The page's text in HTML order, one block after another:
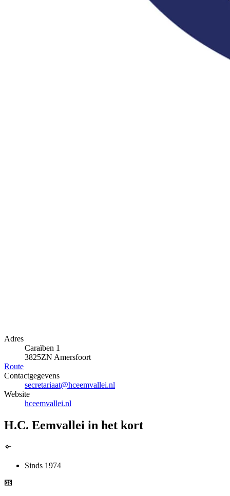
Adres
Caraïben 1
3825ZN Amersfoort
Route
Contactgegevens
secretariaat@hceemvallei.nl
Website
hceemvallei.nl
H.C. Eemvallei in het kort
Sinds 1974